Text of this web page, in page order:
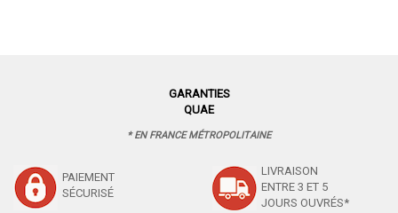
GARANTIES
QUAE
* EN FRANCE MÉTROPOLITAINE
PAIEMENT
SÉCURISÉ
LIVRAISON
ENTRE 3 ET 5
JOURS OUVRÉS*